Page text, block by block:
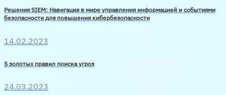
Решения SIEM: Навигация в мире управления информацией и событиями
безопасности для повышения кибербезопасности
14.02.2023
5 золотых правил поиска угроз
24.03.2023